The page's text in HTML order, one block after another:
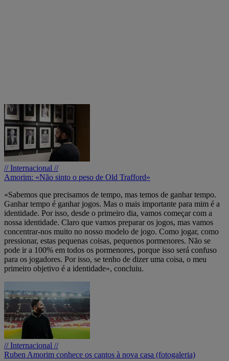
// Internacional //
Amorim: «Não sinto o peso de Old Trafford»
«Sabemos que precisamos de tempo, mas temos de ganhar tempo.
Ganhar tempo é ganhar jogos. Mas o mais importante para mim é a
identidade. Por isso, desde o primeiro dia, vamos começar com a
nossa identidade. Claro que vamos preparar os jogos, mas vamos
concentrar-nos muito no nosso modelo de jogo. Como jogar, como
pressionar, estas pequenas coisas, pequenos pormenores. Não se
pode ir a 100% em todos os pormenores, porque isso será confuso
para os jogadores. Por isso, se tenho de dizer uma coisa, o meu
primeiro objetivo é a identidade», concluiu.
// Internacional //
Ruben Amorim conhece os cantos à nova casa (fotogaleria)